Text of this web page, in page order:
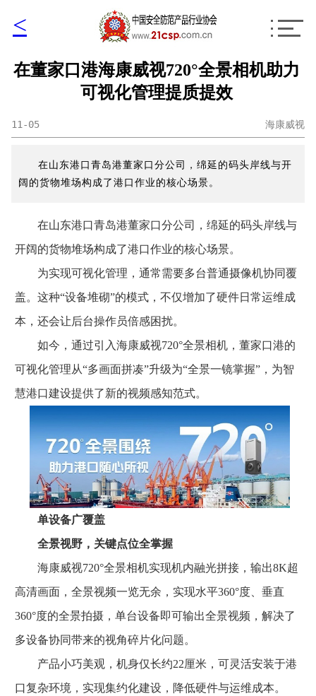
<
在董家口港海康威视720°全景相机助力
可视化管理提质提效
11-05 海康威视
在山东港口青岛港董家口分公司，绵延的码头岸线与开
阔的货物堆场构成了港口作业的核心场景。
在山东港口青岛港董家口分公司，绵延的码头岸线与
开阔的货物堆场构成了港口作业的核心场景。
为实现可视化管理，通常需要多台普通摄像机协同覆
盖。这种“设备堆砌”的模式，不仅增加了硬件日常运维成
本，还会让后台操作员倍感困扰。
如今，通过引入海康威视720°全景相机，董家口港的
可视化管理从“多画面拼凑”升级为“全景一镜掌握”，为智
慧港口建设提供了新的视频感知范式。
单设备广覆盖
全景视野，关键点位全掌握
海康威视720°全景相机实现机内融光拼接，输出8K超
高清画面，全景视频一览无余，实现水平360°度、垂直
360°度的全景拍摄，单台设备即可输出全景视频，解决了
多设备协同带来的视角碎片化问题。
产品小巧美观，机身仅长约22厘米，可灵活安装于港
口复杂环境，实现集约化建设，降低硬件与运维成本。